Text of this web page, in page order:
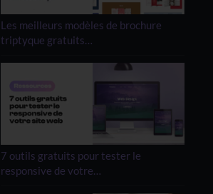
Les meilleurs modèles de brochure
triptyque gratuits…
7 outils gratuits pour tester le
responsive de votre…